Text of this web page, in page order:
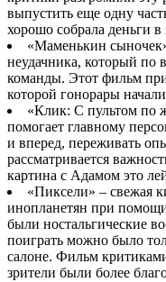
выпустить еще одну
хорошо собрала деньги в
«Маменькин
неудачника, который по
команды. Этот фильм
которой гонорары
«Клик: С пультом по
помогает главному
и вперед, переживать
рассматривается
картина с Адамом это
«Пиксели» – свежая
инопланетян при
были ностальгические
поиграть можно было
салоне. Фильм
зрители были более